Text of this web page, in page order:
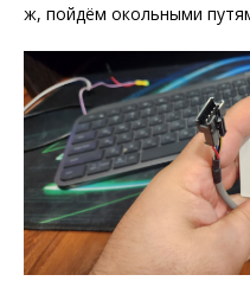
ж, пойдём окольными